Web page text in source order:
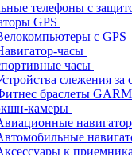
телефоны с
GPS
с GPS
часы
часы
слежения за
браслеты
камеры
к